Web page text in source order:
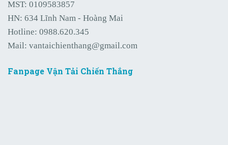
MST: 0109583857
HN: 634 Lĩnh Nam - Hoàng Mai
Hotline: 0988.620.345
Mail: vantaichienthang@gmail.com
Fanpage Vận Tải Chiến Thắng